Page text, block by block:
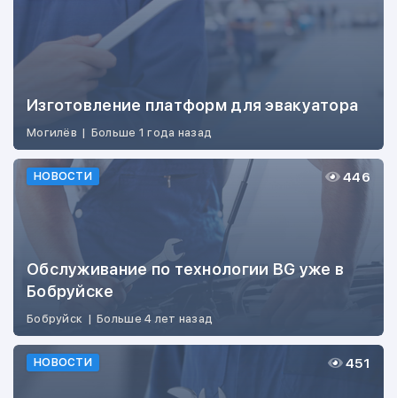
Изготовление платформ для эвакуатора
Могилёв | Больше 1 года назад
НОВОСТИ
Обслуживание по технологии BG уже в
Бобруйске
Бобруйск | Больше 4 лет назад
446
НОВОСТИ 451